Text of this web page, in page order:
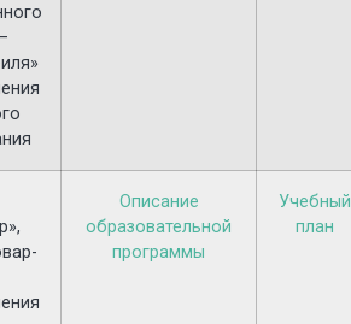
Описание
образовательной
программы
Учебный
план